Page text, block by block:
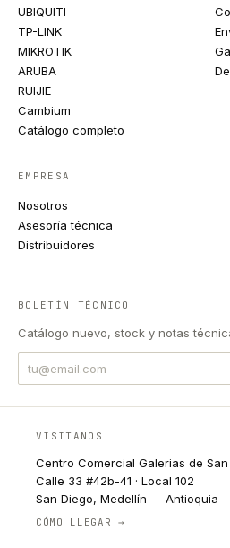
UBIQUITI
TP-LINK
MIKROTIK
ARUBA
RUIJIE
Cambium
Catálogo completo
EMPRESA
Nosotros
Asesoría técnica
Distribuidores
BOLETÍN TÉCNICO
Catálogo nuevo, stock y notas
VISITANOS
Centro Comercial Galerias de San
Calle 33 #42b-41 · Local 102
San Diego, Medellín — Antioquia
CÓMO LLEGAR →